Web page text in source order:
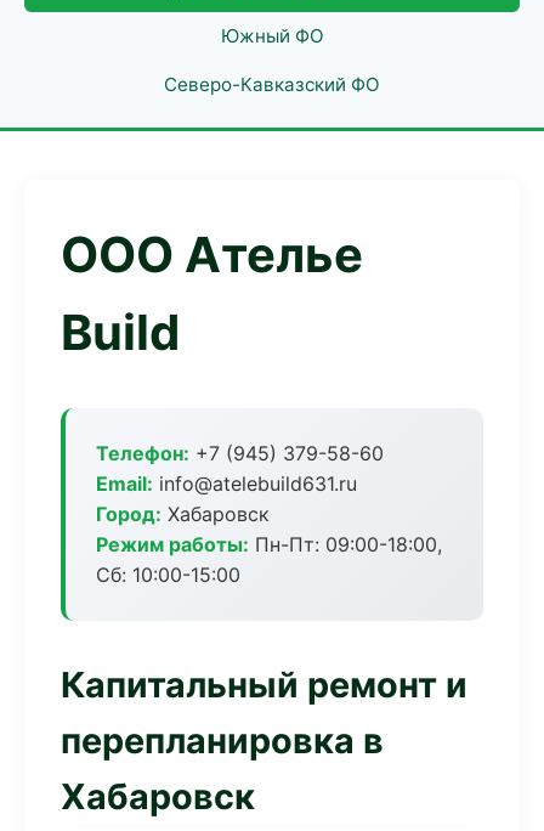
Южный ФО
Северо-Кавказский ФО
ООО Ателье
Build
Телефон: +7 (945) 379-58-60
Email: info@atelebuild631.ru
Город: Хабаровск
Режим работы: Пн-Пт: 09:00-18:00,
Сб: 10:00-15:00
Капитальный ремонт и
перепланировка в
Хабаровск